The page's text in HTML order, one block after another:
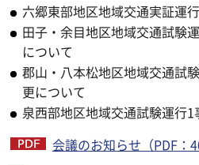
六郷東部地区地域交通実証運
田子・余目地区地域交通試験
について
郡山・八本松地区地域交通試
更について
泉西部地区地域交通試験運行
会議のお知らせ（PDF：